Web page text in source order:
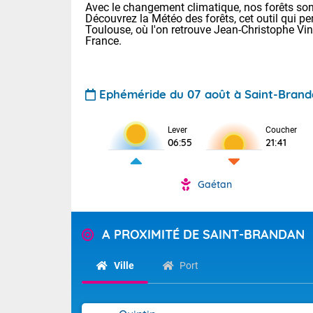
Pour la
Tendance
Avec le changement climatique, nos forêts
Découvrez la Météo des forêts, cet outil qui
Toulouse, où l'on retrouve Jean-Christophe
France.
Ephéméride du 07 août à Saint-
Lever
06:55
Coucher
21:41
Gaétan
A PROXIMITÉ DE SAINT-BRANDAN
Ville Port
Voici les
: 18/25 Paris
Clermont-
Lille : 18/26
Cet après-
Calme,
territoire.
mistral